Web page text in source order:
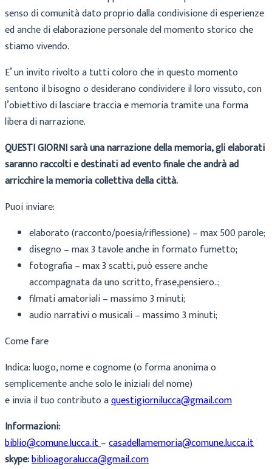
senso di comunità dato proprio dalla condivisione di esperienze
ed anche di elaborazione personale del momento storico che
stiamo vivendo.
E’ un invito rivolto a tutti coloro che in questo momento
sentono il bisogno o desiderano condividere il loro vissuto, con
l’obiettivo di lasciare traccia e memoria tramite una forma
libera di narrazione.
QUESTI GIORNI sarà una narrazione della memoria, gli elaborati
saranno raccolti e destinati ad evento finale che andrà ad
arricchire la memoria collettiva della città.
Puoi inviare:
elaborato (racconto/poesia/riflessione) – max 500 parole;
disegno – max 3 tavole anche in formato fumetto;
fotografia – max 3 scatti, può essere anche
accompagnata da uno scritto, frase,pensiero..;
filmati amatoriali – massimo 3 minuti;
audio narrativi o musicali – massimo 3 minuti;
Come fare
Indica: luogo, nome e cognome (o forma anonima o
semplicemente anche solo le iniziali del nome)
e invia il tuo contributo aquestigiornilucca@gmail.com
Informazioni:
biblio@comune.lucca.it–casadellamemoria@comune.lucca.it
skype:biblioagoralucca@gmail.com